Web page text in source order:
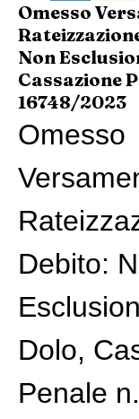
Omesso
Non
Cassazione
16748/2023
Omesso
Debito:
Dolo,
Penale n.